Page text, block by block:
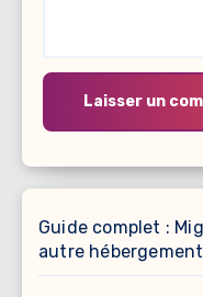
Guide complet :
autre hébergement